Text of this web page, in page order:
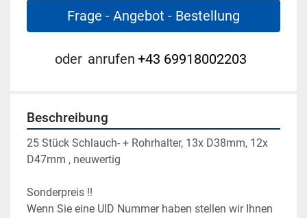
Frage - Angebot - Bestellung
oder anrufen +43 69918002203
Beschreibung
25 Stück Schlauch- + Rohrhalter, 13x D38mm, 12x
D47mm , neuwertig
Sonderpreis !!
Wenn Sie eine UID Nummer haben stellen wir Ihnen